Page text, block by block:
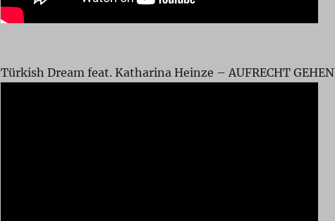
Türkish Dream feat. Katharina Heinze – AUFRECHT GEHEN